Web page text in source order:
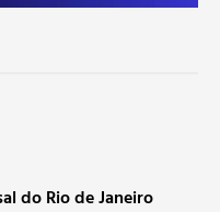
do Rio de Janeiro